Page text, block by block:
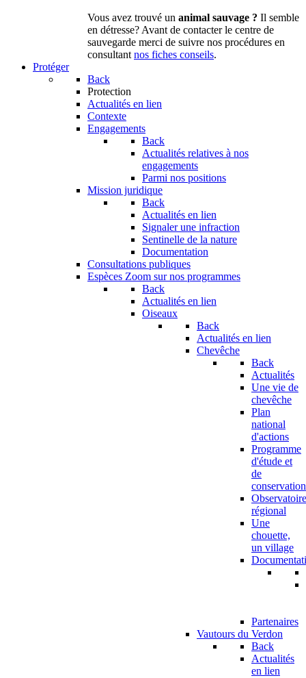
Vous avez trouvé un animal sauvage ? Il semble
en détresse? Avant de contacter le centre de
sauvegarde merci de suivre nos procédures en
consultantnos fiches conseils.
Protéger
Back
Protection
Actualités en lien
Contexte
Engagements
Back
Actualités relatives à nos
engagements
Parmi nos positions
Mission juridique
Back
Actualités en lien
Signaler une infraction
Sentinelle de la nature
Documentation
Consultations publiques
Espèces Zoom sur nos programmes
Back
Actualités en lien
Oiseaux
Back
Actualités en lien
Chevêche
Back
Actualités
Une vie de
chevêche
Plan
national
d'actions
Programme
d'étude et
de
conservation
Observatoire
régional
Une
chouette,
un village
Partenaires
Vautours du Verdon
Back
Actualités
en lien